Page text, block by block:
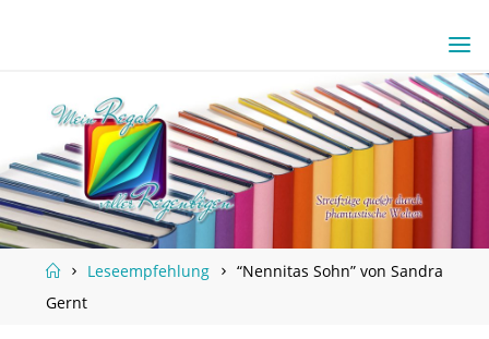
HomeLeseempfehlung
“Nennitas Sohn” von Sandra
Gernt